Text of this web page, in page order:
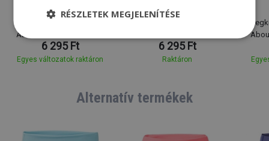
Úszónadrág a
About New Happy Nappy
Vintage Moby
6 295 Ft
Egyes változatok raktáron
Úszónadrág a
Noah's Ark
6 295 Ft
Raktáron
Alternatív termékek
RÉSZLETEK MEGJELENÍTÉSE